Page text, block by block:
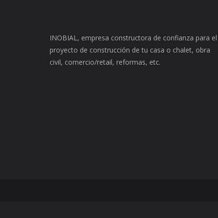
INOBIAL, empresa constructora de confianza para el
proyecto de construcción de tu casa o chalet, obra
civil, comercio/retail, reformas, etc.